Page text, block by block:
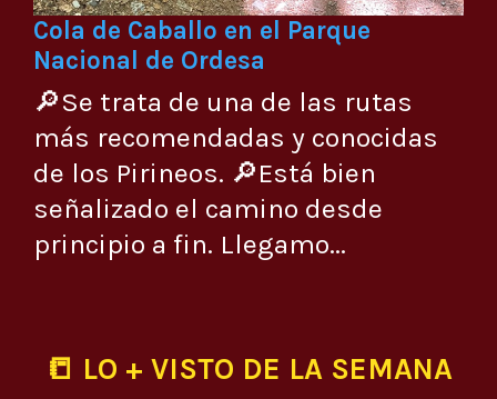
Cola de Caballo en el Parque
Nacional de Ordesa
🔎Se trata de una de las rutas
más recomendadas y conocidas
de los Pirineos. 🔎Está bien
señalizado el camino desde
principio a fin. Llegamo...
📒 LO + VISTO DE LA SEMANA